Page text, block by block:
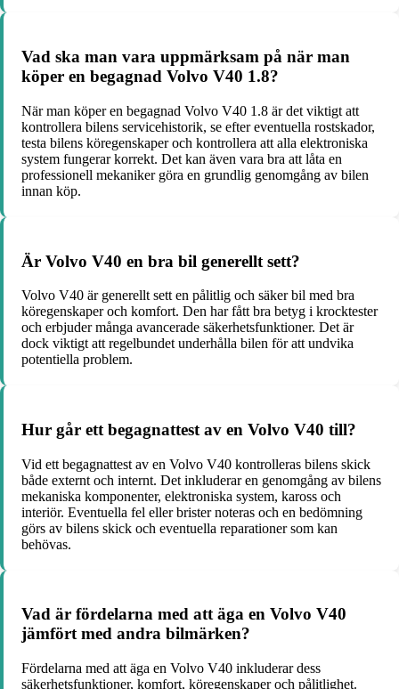
Vad ska man vara uppmärksam på när man
köper en begagnad Volvo V40 1.8?
När man köper en begagnad Volvo V40 1.8 är det viktigt att
kontrollera bilens servicehistorik, se efter eventuella rostskador,
testa bilens köregenskaper och kontrollera att alla elektroniska
system fungerar korrekt. Det kan även vara bra att låta en
professionell mekaniker göra en grundlig genomgång av bilen
innan köp.
Är Volvo V40 en bra bil generellt sett?
Volvo V40 är generellt sett en pålitlig och säker bil med bra
köregenskaper och komfort. Den har fått bra betyg i krocktester
och erbjuder många avancerade säkerhetsfunktioner. Det är
dock viktigt att regelbundet underhålla bilen för att undvika
potentiella problem.
Hur går ett begagnattest av en Volvo V40 till?
Vid ett begagnattest av en Volvo V40 kontrolleras bilens skick
både externt och internt. Det inkluderar en genomgång av bilens
mekaniska komponenter, elektroniska system, kaross och
interiör. Eventuella fel eller brister noteras och en bedömning
görs av bilens skick och eventuella reparationer som kan
behövas.
Vad är fördelarna med att äga en Volvo V40
jämfört med andra bilmärken?
Fördelarna med att äga en Volvo V40 inkluderar dess
säkerhetsfunktioner, komfort, köregenskaper och pålitlighet.